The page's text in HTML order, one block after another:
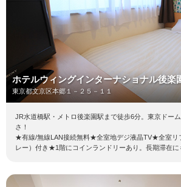
ホテルウィングインターナショナル後楽
東京都文京区本郷１－２５－１１
JR水道橋駅・メトロ後楽園駅まで徒歩6分。東京ドー
さ！
★有線/無線LAN接続無料★全室地デジ液晶TV★全室リ
レー）付き★1階にコインランドリーあり。長期滞在に